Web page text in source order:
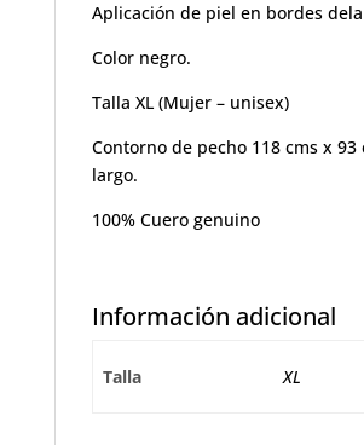
Aplicación de piel en bordes
Color negro.
Talla XL (Mujer – unisex)
Contorno de pecho 118 cms x 93
largo.
100% Cuero genuino
Información adicional
Talla XL